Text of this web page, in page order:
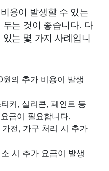
용이 발생할 수 있는
는 것이 좋습니다. 다
는 몇 가지 사례입니
의 추가 비용이 발생
커, 실리콘, 페인트 등
금이 필요합니다.
전, 가구 처리 시 추가
시 추가 요금이 발생